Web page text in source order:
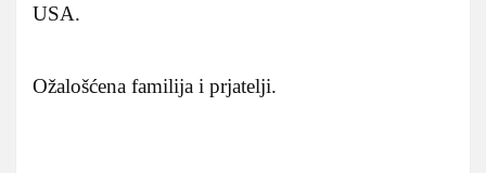
USA.
Ožalošćena familija i prjatelji.